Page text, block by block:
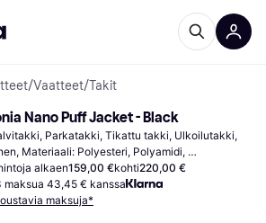
/Vaatteet/Takit
Nano Puff Jacket - Black
Parkatakki, Tikattu takki, Ulkoilutakki,
Materiaali: Polyesteri, Polyamidi,
Kestävä, Vedenpitävä, Topattu, Säädettävä,
Vettähylkivä, Säädettävät Olkaimet, Joustava,
alkaen159,00 €kohti220,00 €
maksua 43,45 € kanssa
maksuja*